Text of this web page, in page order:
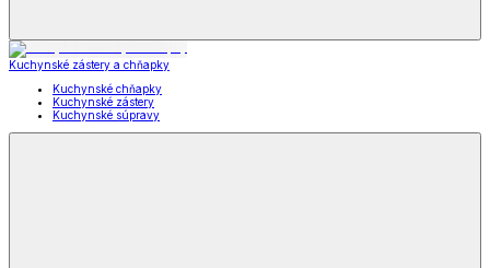
Kuchynské zástery a chňapky
Kuchynské chňapky
Kuchynské zástery
Kuchynské súpravy